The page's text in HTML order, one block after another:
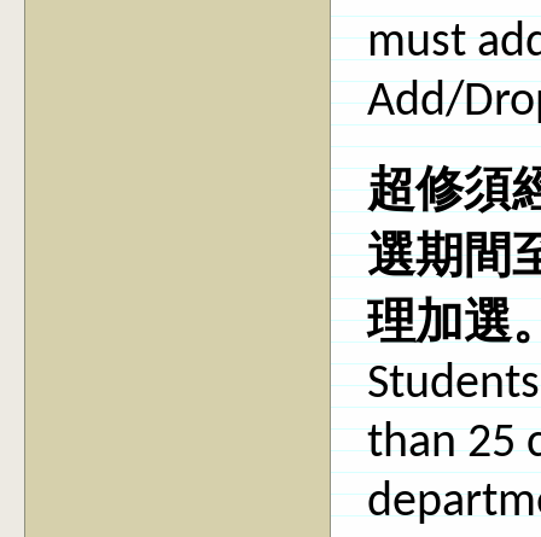
must
Add/
超修須
選期間
理加選
than 25